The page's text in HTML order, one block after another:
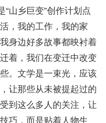
“山乡巨变”创作计划点
，我的工作，我的家
身边好多故事都映衬着
着，我们在变迁中改变
。文学是一束光，应该
让那些从未被提起过的
到这么多人的关注，让
巧，而是贴着人物生